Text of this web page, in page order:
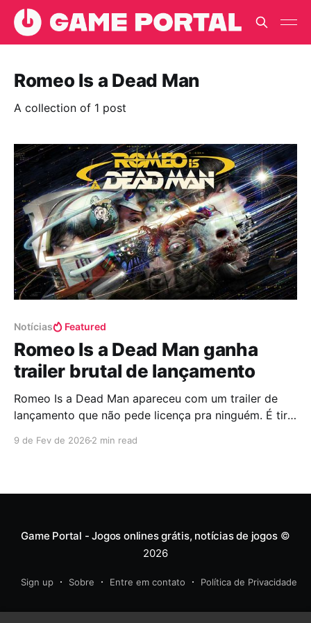
Romeo Is a Dead Man
A collection of 1 post
Notícias Featured
Romeo Is a Dead Man ganha
trailer brutal de lançamento
Romeo Is a Dead Man apareceu com um trailer de
lançamento que não pede licença pra ninguém. É tiro,
9 de Fev de 2026 2 min read
Game Portal - Jogos onlines grátis, notícias de jogos©
2026
Sign up Sobre Entre em contato Política de Privacidade